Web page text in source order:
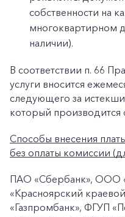
собственности на
многоквартирном
наличии).
В соответствии п. 66
услуги вносится
следующего за
который производится
Способы внесения
без оплаты комиссии
ПАО «Сбербанк», ООО
«Красноярский
«Газпромбанк», ФГУП